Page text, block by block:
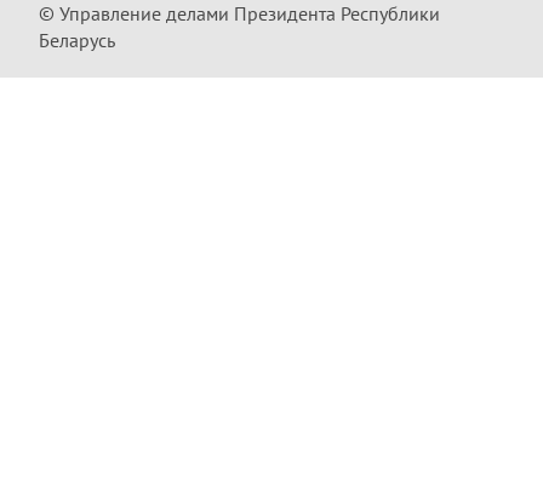
© Управление делами Президента Республики
Беларусь